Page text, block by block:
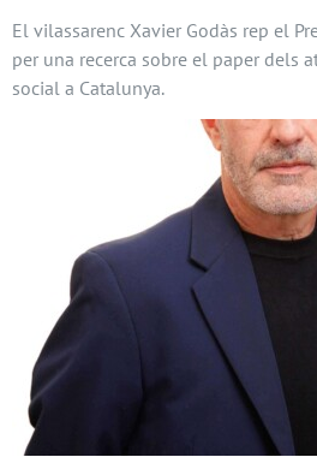
El vilassarenc Xavier Godàs rep el
per una recerca sobre el paper dels
social a Catalunya.